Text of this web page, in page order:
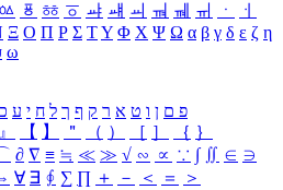
ㆃ ㆄ ㆅ ㆆ ㆇ ㆈ ㆉ ㆊ ㆋ ㆌ ㆍ
ㆎ
Ξ Ο Π Ρ Σ ΤΥ Φ Χ Ψ Ω α β γ δ ε ζ η
ω
פ ם ן ו ט א ר ק ף ך ל ח י ע כ
』 【 】 ＂ （ ） ［ ］ ｛ ｝
∂ ∇ ≡ ≒ ≪ ≫ √ ∽ ∝ ∵ ∫ ∬ ∈ ∋
∀ ∃ ∮ ∑ ∏ ＋ － ＜ ＝
＞